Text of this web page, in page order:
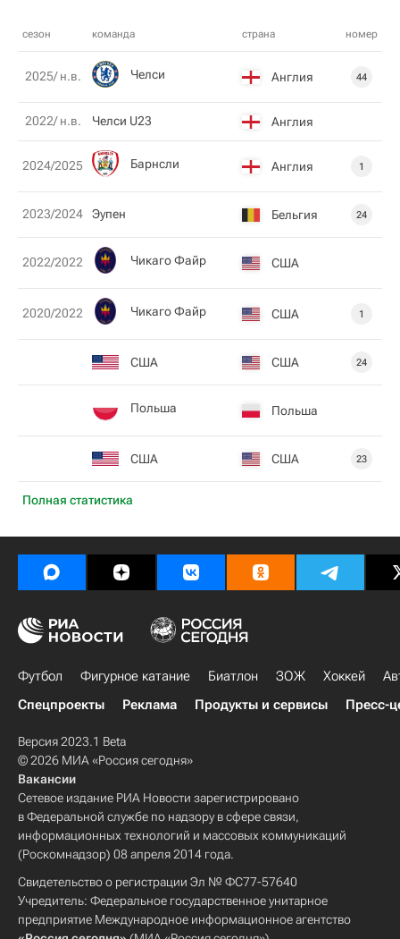
сезон команда страна номер
Полная статистика
2025/ н.в. Челси Англия 44
2022/ н.в. Челси U23 Англия
2024/2025 Барнсли Англия 1
2023/2024 Эупен Бельгия 24
2022/2022 Чикаго Файр США
2020/2022 Чикаго Файр США 1
США США 24
Польша Польша
США США 23
Футбол Фигурное катание Биатлон ЗОЖ Хоккей
Спецпроекты
Реклама Продукты и сервисы Пресс-
Версия 2023.1 Beta
© 2026 МИА «Россия сегодня»
Вакансии
Сетевое издание РИА Новости зарегистрировано
в Федеральной службе по надзору в сфере связи,
информационных технологий и массовых коммуникаций
(Роскомнадзор) 08 апреля 2014 года.
Свидетельство о регистрации Эл № ФС77-57640
Учредитель: Федеральное государственное унитарное
предприятие Международное информационное агентство